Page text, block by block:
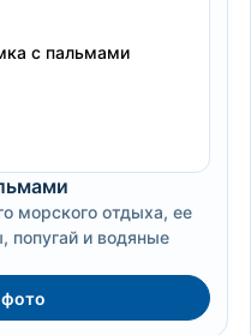
морского отдыха, ее
и водяные
фото